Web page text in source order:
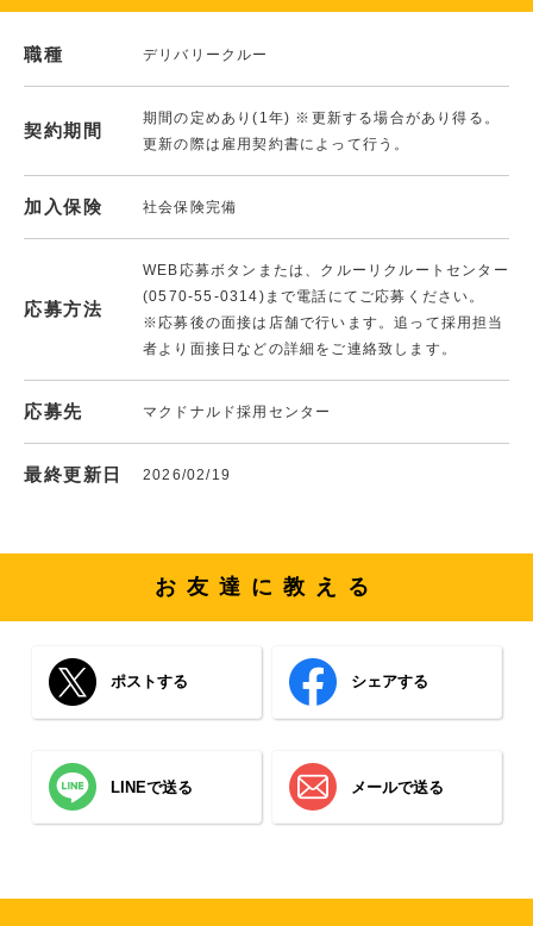
職種 デリバリークルー
契約期間
期間の定めあり(1年) ※更新する場合があり得る。
更新の際は雇用契約書によって行う。
加入保険 社会保険完備
応募方法
WEB応募ボタンまたは、クルーリクルートセンター
(0570-55-0314)まで電話にてご応募ください。
※応募後の面接は店舗で行います。追って採用担当
者より面接日などの詳細をご連絡致します。
応募先 マクドナルド採用センター
最終更新日 2026/02/19
お友達に教える
ポストする シェアする
LINEで送る メールで送る